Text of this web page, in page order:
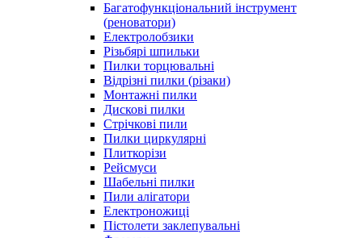
Багатофункціональний інструмент
(реноватори)
Електролобзики
Різьбярі шпильки
Пилки торцювальні
Відрізні пилки (різаки)
Монтажні пилки
Дискові пилки
Стрічкові пили
Пилки циркулярні
Плиткорізи
Рейсмуси
Шабельні пилки
Пили алігатори
Електроножиці
Пістолети заклепувальні